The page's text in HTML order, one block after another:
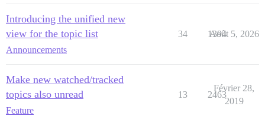
Introducing the unified new
view for the topic list
Announcements
34 1394
Août 5, 2026
Make new watched/tracked
topics also unread
Feature
13 2463
Février 28,
2019